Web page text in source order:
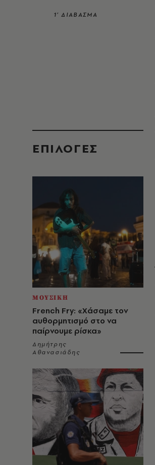
1’ ΔΙΑΒΑΣΜΑ
EΠΙΛΟΓΈΣ
ΜΟΥΣΙΚΗ
French Fry: «Χάσαμε τον
αυθορμητισμό στο να
παίρνουμε ρίσκα»
Δημήτρης
Αθανασιάδης